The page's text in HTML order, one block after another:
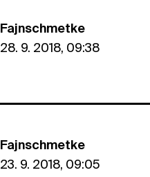
Fajnschmetke
28. 9. 2018, 09:38
Fajnschmetke
23. 9. 2018, 09:05